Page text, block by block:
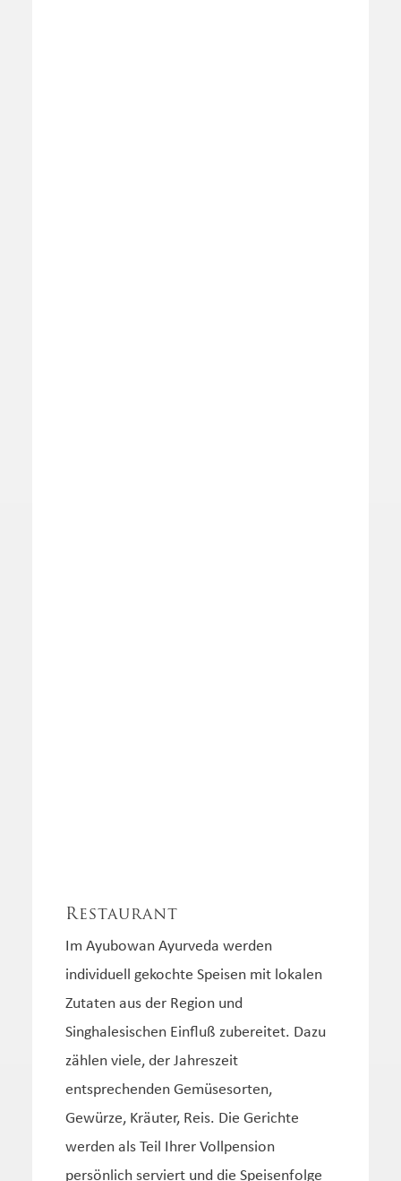
Restaurant
Im Ayubowan Ayurveda werden
individuell gekochte Speisen mit lokalen
Zutaten aus der Region und
Singhalesischen Einfluß zubereitet. Dazu
zählen viele, der Jahreszeit
entsprechenden Gemüsesorten,
Gewürze, Kräuter, Reis. Die Gerichte
werden als Teil Ihrer Vollpension
persönlich serviert und die Speisenfolge